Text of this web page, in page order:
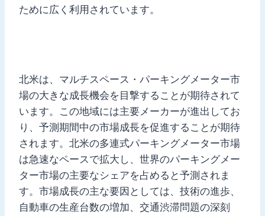
ために広く利用されています。
北米は、マルチスペース・パーキングメーター市
場の大きな成長機会を目撃することが期待されて
います。この地域には主要メーカーが進出してお
り、予測期間中の市場成長を促進することが期待
されます。北米の多連式パーキングメーター市場
は急速なペースで拡大し、世界のパーキングメー
ター市場の主要なシェアを占めると予測されま
す。市場成長の主な要因としては、技術の進歩、
自動車の生産台数の増加、交通渋滞問題の深刻